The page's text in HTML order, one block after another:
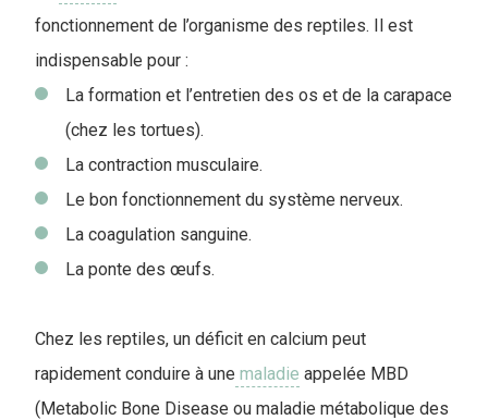
fonctionnement de l’organisme des reptiles. Il est
indispensable pour :
La formation et l’entretien des os et de la carapace
(chez les tortues).
La contraction musculaire.
Le bon fonctionnement du système nerveux.
La coagulation sanguine.
La ponte des œufs.
Chez les reptiles, un déficit en calcium peut
rapidement conduire à une maladie appelée MBD
(Metabolic Bone Disease ou maladie métabolique des